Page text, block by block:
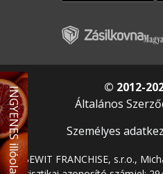
INGYENES illóolaj
© 2012-
Általános
Személyes
BEWIT FRANCHISE, s.r.o.,